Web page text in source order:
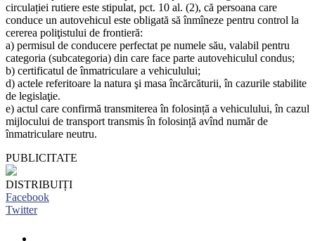
circulației rutiere este stipulat, pct. 10 al. (2), că persoana care
conduce un autovehicul este obligată să înmîneze pentru control la
cererea poliţistului de frontieră:
a) permisul de conducere perfectat pe numele său, valabil pentru
categoria (subcategoria) din care face parte autovehiculul condus;
b) certificatul de înmatriculare a vehiculului;
d) actele referitoare la natura şi masa încărcăturii, în cazurile stabilite
de legislaţie.
e) actul care confirmă transmiterea în folosință a vehiculului, în cazul
mijlocului de transport transmis în folosință avînd număr de
înmatriculare neutru.
PUBLICITATE
DISTRIBUIȚI
Facebook
Twitter